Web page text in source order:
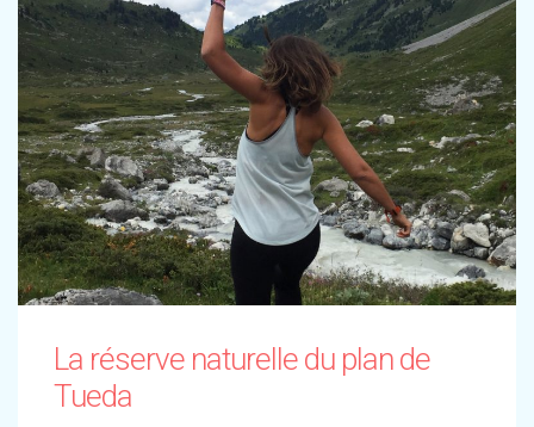
La réserve naturelle du plan de
Tueda